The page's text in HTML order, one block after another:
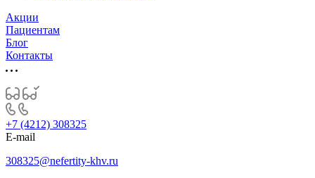
Акции
Пациентам
Блог
Контакты
+7 (4212) 308325
E-mail
308325@nefertity-khv.ru